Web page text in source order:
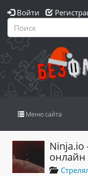
Войти
Переключить
Меню сайта
Ninja.io
онлайн